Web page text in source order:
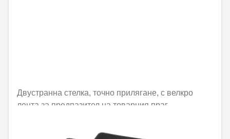
Двустранна стелка, точно прилягане, с велкро
лента за предпазител на товарния праг